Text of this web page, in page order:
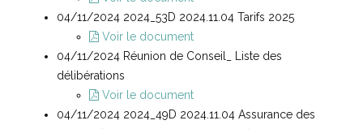
04/11/2024 2024_53D 2024.11.04 Tarifs 2025
Voir le document
04/11/2024 Réunion de Conseil_ Liste des
délibérations
Voir le document
04/11/2024 2024_49D 2024.11.04 Assurance des